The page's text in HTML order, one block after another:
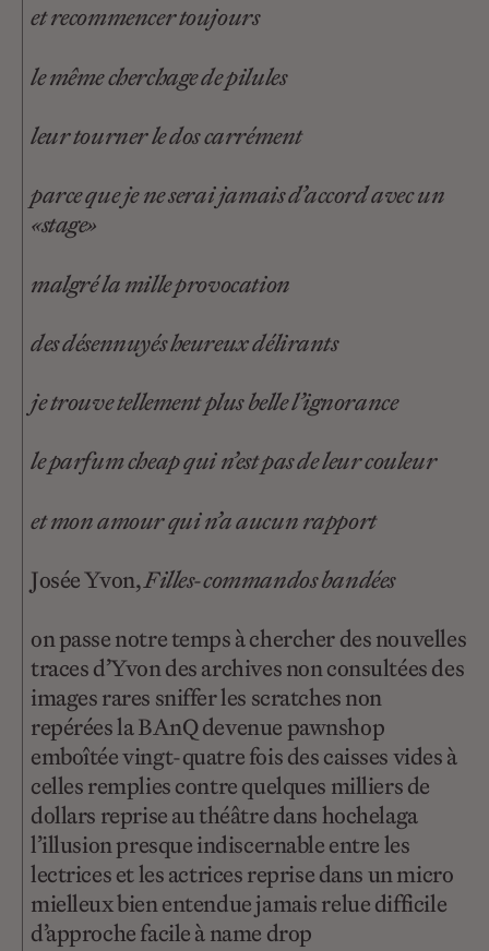
et recommencer toujours
le même cherchage de pilules
leur tourner le dos carrément
parce que je ne serai jamais d’accord avec un
«stage»
malgré la mille provocation
des désennuyés heureux délirants
je trouve tellement plus belle l’ignorance
le parfum cheap qui n’est pas de leur couleur
et mon amour qui n’a aucun rapport
Josée Yvon,Filles-commandos bandées
on passe notre temps à chercher des nouvelles
traces d’Yvon des archives non consultées des
images rares sniffer les scratches non
repérées la BAnQ devenue pawnshop
emboîtée vingt-quatre fois des caisses vides à
celles remplies contre quelques milliers de
dollars reprise au théâtre dans hochelaga
l’illusion presque indiscernable entre les
lectrices et les actrices reprise dans un micro
mielleux bien entendue jamais relue difficile
d’approche facile à name drop